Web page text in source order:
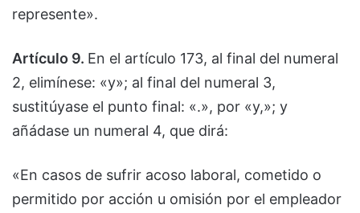
represente».
Artículo 9. En el artículo 173, al final del numeral
2, elimínese: «y»; al final del numeral 3,
sustitúyase el punto final: «.», por «y,»; y
añádase un numeral 4, que dirá:
«En casos de sufrir acoso laboral, cometido o
permitido por acción u omisión por el empleador